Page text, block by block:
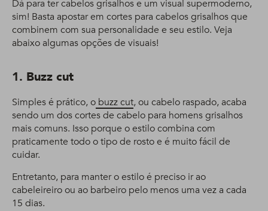
Dá para ter cabelos grisalhos e um visual supermoderno,
sim! Basta apostar em cortes para cabelos grisalhos que
combinem com sua personalidade e seu estilo. Veja
abaixo algumas opções de visuais!
1. Buzz cut
Simples é prático, o buzz cut, ou cabelo raspado, acaba
sendo um dos cortes de cabelo para homens grisalhos
mais comuns. Isso porque o estilo combina com
praticamente todo o tipo de rosto e é muito fácil de
cuidar.
Entretanto, para manter o estilo é preciso ir ao
cabeleireiro ou ao barbeiro pelo menos uma vez a cada
15 dias.